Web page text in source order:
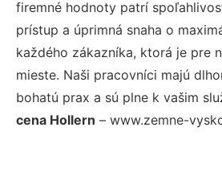
firemné hodnoty patrí
prístup a úprimná snaha o
každého zákazníka, ktorá je pre
mieste. Naši pracovníci majú
bohatú prax a sú plne k vašim
cena Hollern – www.zemne-